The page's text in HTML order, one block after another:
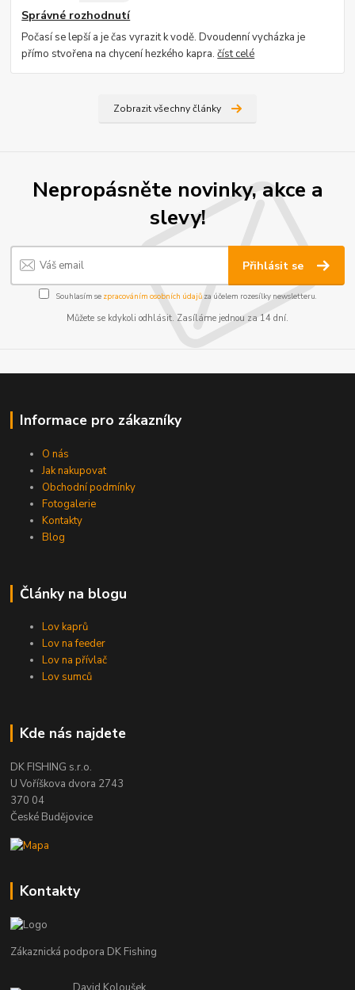
Správné rozhodnutí
Počasí se lepší a je čas vyrazit k vodě. Dvoudenní vycházka je
přímo stvořena na chycení hezkého kapra.číst celé
Zobrazit všechny články
Nepropásněte novinky, akce a
slevy!
Přihlásit se
Souhlasím se zpracováním osobních údajůza účelem rozesílky newsletteru.
Můžete se kdykoli odhlásit. Zasíláme jednou za 14 dní.
Informace pro zákazníky
O nás
Jak nakupovat
Obchodní podmínky
Fotogalerie
Kontakty
Blog
Články na blogu
Lov kaprů
Lov na feeder
Lov na přívlač
Lov sumců
Kde nás najdete
DK FISHING s.r.o.
U Voříškova dvora 2743
370 04
České Budějovice
Kontakty
Zákaznická podpora DK Fishing